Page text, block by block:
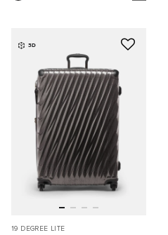
3D
19 DEGREE LITE